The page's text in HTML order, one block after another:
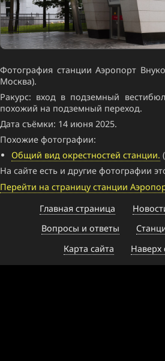
Фотография станции Аэропорт
Москва).
Ракурс: вход в подземный
похожий на подземный переход.
Дата съёмки: 14 июня 2025.
Похожие фотографии:
Общий вид окрестностей станции.
На сайте есть и другие фотографии
Перейти на страницу станции
Главная страница
Вопросы и ответы
Карта сайта
Наверх